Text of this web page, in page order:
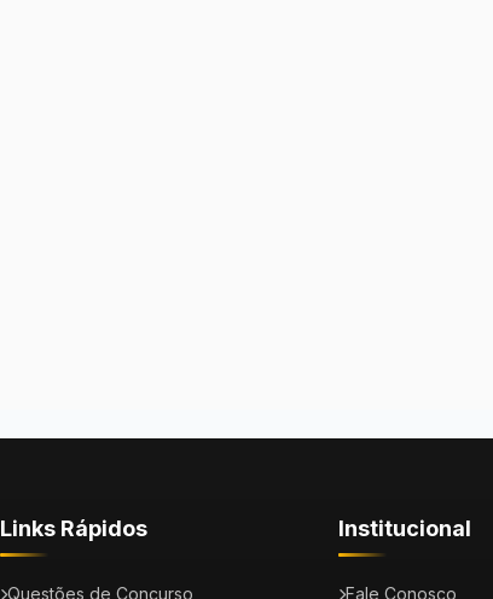
Links Rápidos
Questões de Concurso
Institucional
Fale Conosco